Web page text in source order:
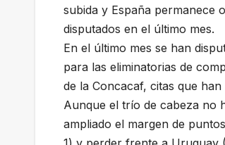
subida y España permanece
disputados en el último mes.
En el último mes se han
para las eliminatorias de
de la Concacaf, citas que
Aunque el trío de cabeza no
ampliado el margen de